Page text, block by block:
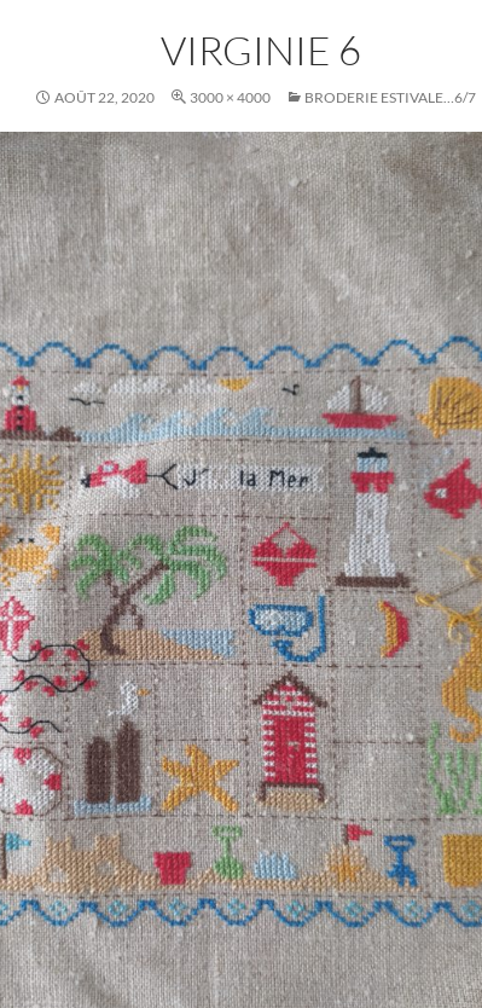
VIRGINIE 6
AOÛT 22, 2020 3000 × 4000 BRODERIE ESTIVALE…6/7